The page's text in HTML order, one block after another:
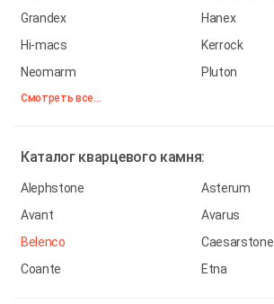
Grandex
Hanex
Hi-macs
Kerrock
Neomarm
Pluton
Смотреть все...
Каталог кварцевого камня:
Alephstone
Asterum
Avant
Avarus
Belenco
Caesarstone
Coante
Etna